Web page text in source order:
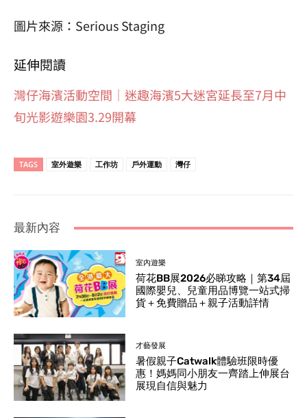
圖片來源：Serious Staging
延伸閱讀
灣仔海濱活動空間｜迷趣海濱5大迷宮延長至7月中
旬光影遊樂園3.29開幕
TAGS 室外遊樂 工作坊 戶外運動 灣仔
最新內容
室內遊樂
荷花BB展2026必睇攻略｜第34屆
國際嬰兒、兒童用品博覽一站式掃
貨＋免費贈品＋親子活動詳情
才藝發展
暑假親子Catwalk體驗班限時優
惠！媽媽同小朋友一齊踏上伸展台
展現自信與魅力